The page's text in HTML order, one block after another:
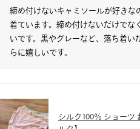
締め付けないキャミソールが好きな
着ています。締め付けないだけでな
いです。黒やグレーなど、落ち着い
らに嬉しいです。
シルク100％ ショーツ